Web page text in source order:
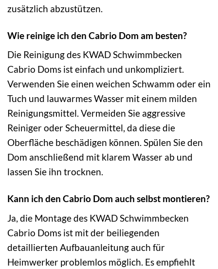
zusätzlich abzustützen.
Wie reinige ich den Cabrio Dom am besten?
Die Reinigung des KWAD Schwimmbecken
Cabrio Doms ist einfach und unkompliziert.
Verwenden Sie einen weichen Schwamm oder ein
Tuch und lauwarmes Wasser mit einem milden
Reinigungsmittel. Vermeiden Sie aggressive
Reiniger oder Scheuermittel, da diese die
Oberfläche beschädigen können. Spülen Sie den
Dom anschließend mit klarem Wasser ab und
lassen Sie ihn trocknen.
Kann ich den Cabrio Dom auch selbst montieren?
Ja, die Montage des KWAD Schwimmbecken
Cabrio Doms ist mit der beiliegenden
detaillierten Aufbauanleitung auch für
Heimwerker problemlos möglich. Es empfiehlt